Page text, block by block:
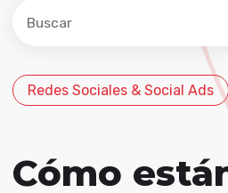
Este es un campo de
No hay sugerencias
Redes Sociales & Social Ads
Cómo